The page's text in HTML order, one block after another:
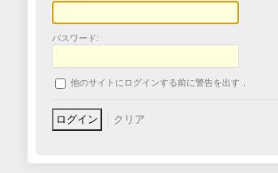
パスワード:
他のサイトにログインする前に警告を出す．